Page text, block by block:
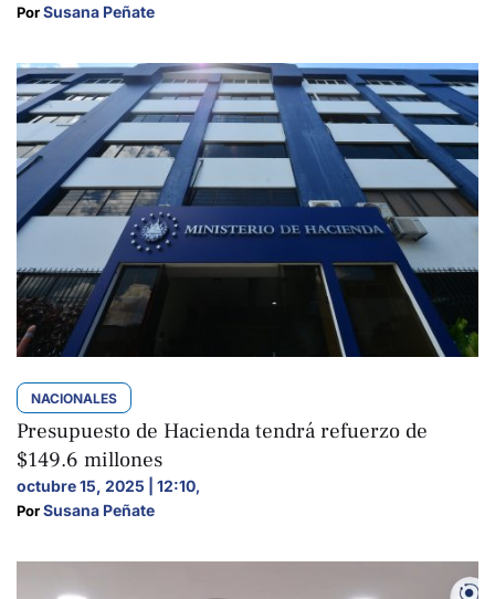
Por Susana Peñate
NACIONALES
Presupuesto de Hacienda tendrá refuerzo de
$149.6 millones
octubre 15, 2025 | 12:10,
Por Susana Peñate